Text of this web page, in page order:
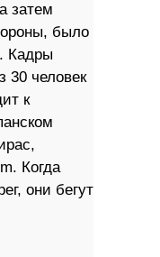
затем
было
Кадры
30 человек
к
Когда
они бегут